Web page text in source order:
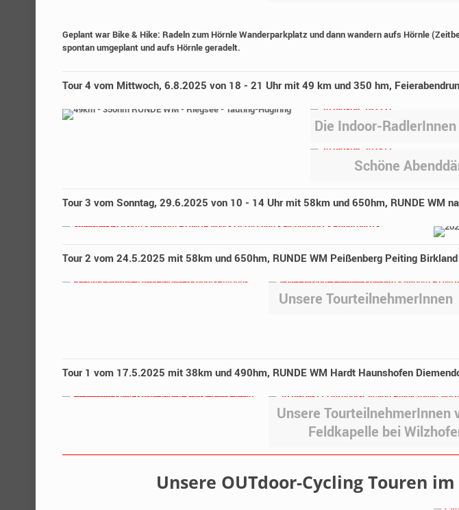
Geplant war Bike & Hike: Radeln zum Hörnle Wanderparkplatz und dann wandern aufs Hörnle
spontan umgeplant und aufs Hörnle geradelt.
Tour 4 vom Mittwoch, 6.8.2025 von 18 - 21 Uhr mit 49 km und 350 hm,
Die Indoor-
Schöne
Tour 3 vom Sonntag, 29.6.2025 von 10 - 14 Uhr mit 58km und 650hm, RUNDE WM
Tour 2 vom 24.5.2025 mit 58km und 650hm, RUNDE WM Peißenberg Peiting
Unsere TourteilnehmerInnen
Tour 1 vom 17.5.2025 mit 38km und 490hm, RUNDE WM Hardt Haunshofen
Unsere TourteilnehmerInnen
Feldkapelle bei
Unsere OUTdoor-Cycling Touren